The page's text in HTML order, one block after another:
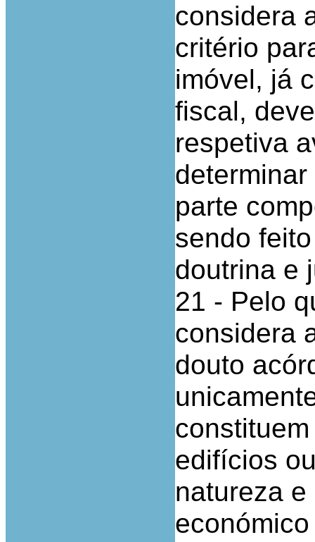
considera
critério
imóvel, já
fiscal,
respetiva
parte
sendo
doutrina e
21 - Pelo
considera
douto
edifícios
natureza